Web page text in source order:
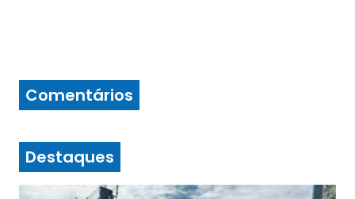
Comentários
Destaques